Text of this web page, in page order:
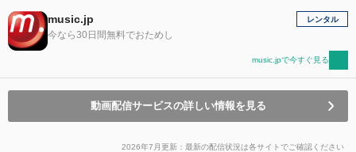
music.jp
今なら30日間無料でおためし
レンタル
music.jpで今すぐ見る
動画配信サービスの詳しい情報を見る
2026年7月更新：最新の配信状況は各サイトでご確認ください